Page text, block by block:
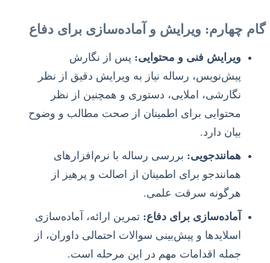
گام چهارم: ویرایش و آماده‌سازی برای دفاع
ویرایش فنی و محتوایی: پس از نگارش
پیش‌نویس، رساله نیاز به ویرایش دقیق از نظر
نگارشی، املایی، دستوری و همچنین از نظر
محتوایی برای اطمینان از صحت مطالب و وضوح
بیان دارد.
همانندجویی: بررسی رساله با نرم‌افزارهای
همانندجو برای اطمینان از اصالت و پرهیز از
هرگونه سرقت علمی.
آماده‌سازی برای دفاع: تمرین ارائه، آماده‌سازی
اسلاید‌ها و پیش‌بینی سوالات احتمالی داوران، از
جمله اقدامات مهم در این مرحله است.